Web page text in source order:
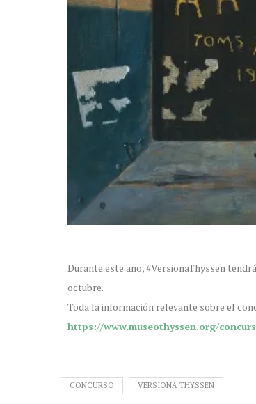
Durante este año, #VersionaThyssen
octubre.
Toda la información relevante sobre el
https://www.museothyssen.org/
CONCURSO VERSIONA THYSSEN